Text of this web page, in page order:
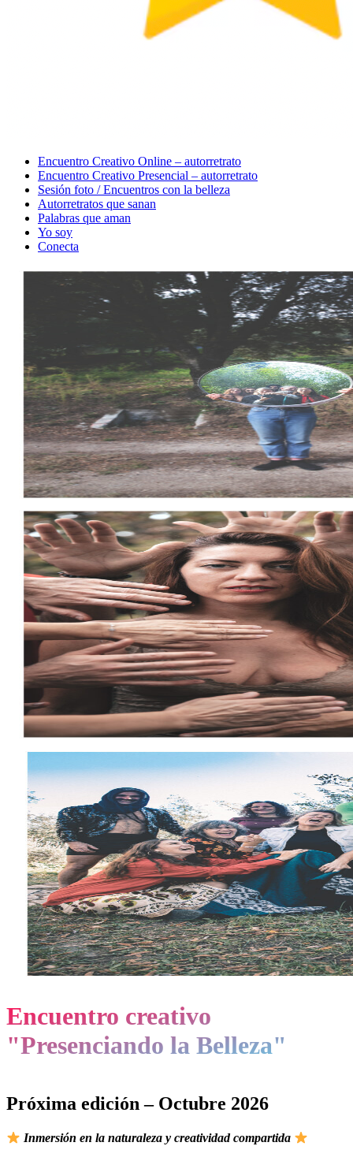
Menu
Encuentro Creativo Online – autorretrato
Encuentro Creativo Presencial – autorretrato
Sesión foto / Encuentros con la belleza
Autorretratos que sanan
Palabras que aman
Yo soy
Conecta
Encuentro creativo
"Presenciando la Belleza"
Próxima edición – Octubre 2026
Inmersión en la naturaleza y creatividad compartida